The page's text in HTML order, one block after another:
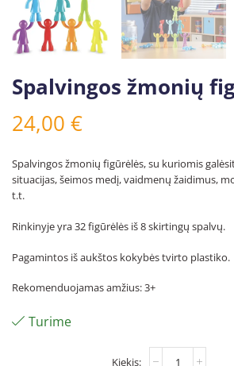
Spalvingos žmonių
24,00 €
Spalvingos žmonių figūrėlės, su kuriomis
situacijas, šeimos medį, vaidmenų žaidimus,
t.t.
Rinkinyje yra 32 figūrėlės iš 8 skirtingų spalvų.
Pagamintos iš aukštos kokybės tvirto plastiko.
Rekomenduojamas amžius: 3+
Turime